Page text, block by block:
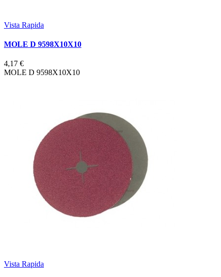
Vista Rapida
MOLE D 9598X10X10
4,17 €
MOLE D 9598X10X10
Vista Rapida